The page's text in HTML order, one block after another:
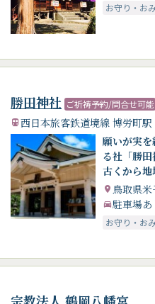
お守り・お
勝田神社 ご祈祷予約/問合せ可能
西日本旅客鉄道境線 博労町
願いが実
る社「勝田
古くから
ださん”へ
鳥取県
駐車場あ
お守り・お